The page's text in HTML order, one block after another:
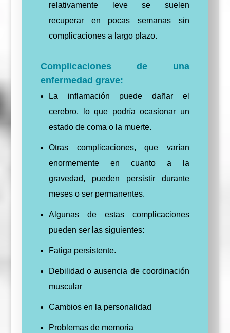
relativamente leve se suelen
recuperar en pocas semanas sin
complicaciones a largo plazo.
Complicaciones de una
enfermedad grave:
La inflamación puede dañar el
cerebro, lo que podría ocasionar un
estado de coma o la muerte.
Otras complicaciones, que varían
enormemente en cuanto a la
gravedad, pueden persistir durante
meses o ser permanentes.
Algunas de estas complicaciones
pueden ser las siguientes:
Fatiga persistente.
Debilidad o ausencia de coordinación
muscular
Cambios en la personalidad
Problemas de memoria